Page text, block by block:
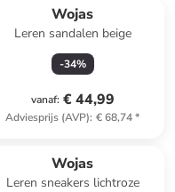
Wojas
Leren sandalen beige
-34%
vanaf: € 44,99
Adviesprijs (AVP): € 68,74*
Wojas
Leren sneakers lichtroze